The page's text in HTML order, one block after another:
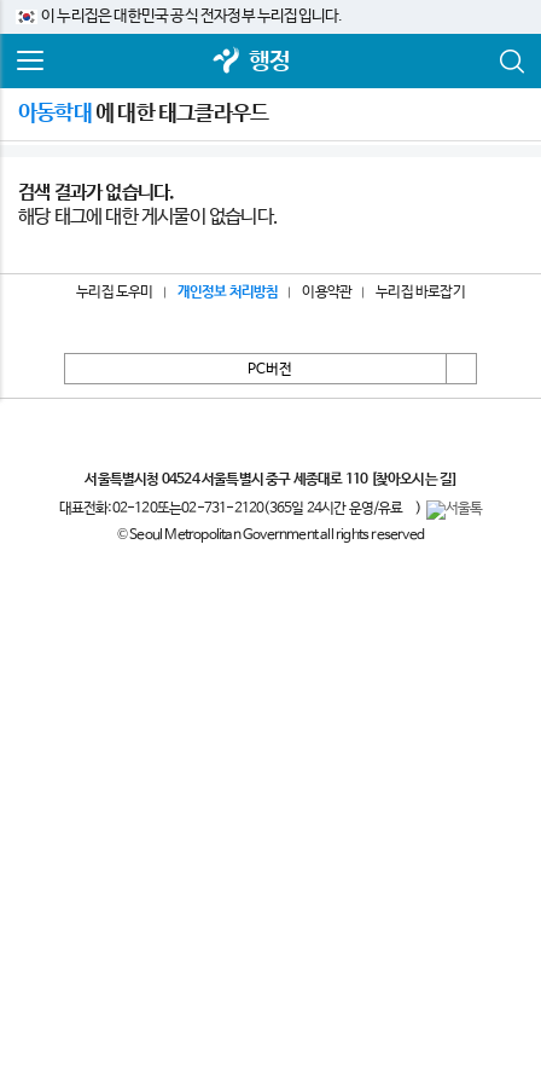
이 누리집은 대한민국 공식 전자정부 누리집입니다.
행정
아동학대 에 대한 태그클라우드
검색 결과가 없습니다.
해당 태그에 대한 게시물이 없습니다.
누리집 도우미 개인정보 처리방침 이용약관 누리집 바로잡기
PC버전
서울특별시청 04524 서울특별시 중구 세종대로 110 [찾아오시는 길]
대표전화:02-120또는02-731-2120(365일 24시간 운영/유료
)
© Seoul Metropolitan Government all rights reserved